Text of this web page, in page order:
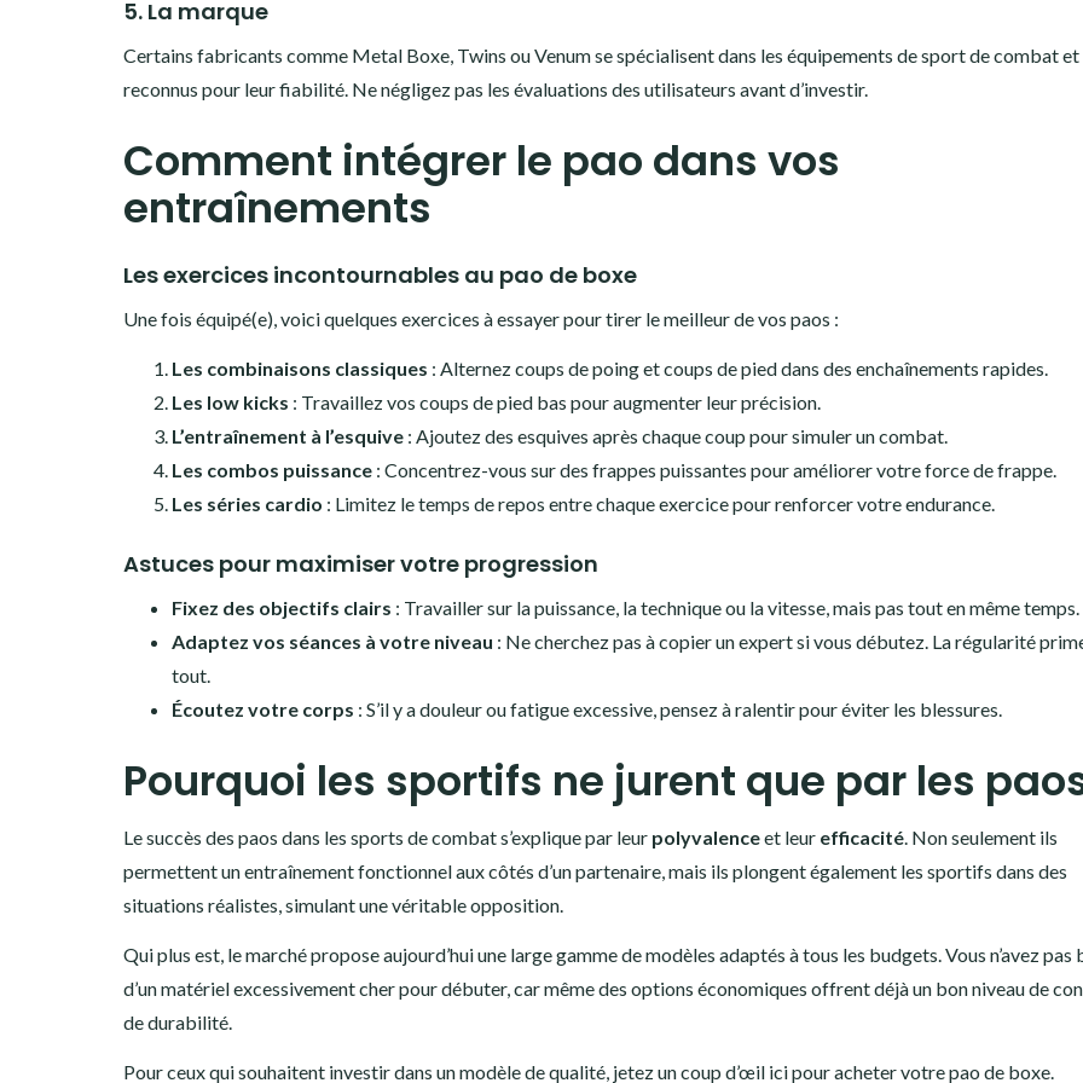
5. La marque
Certains fabricants comme Metal Boxe, Twins ou Venum se spécialisent dans les équipements de sport de combat
reconnus pour leur fiabilité. Ne négligez pas les évaluations des utilisateurs avant d’investir.
Comment intégrer le pao dans vos
entraînements
Les exercices incontournables au pao de boxe
Une fois équipé(e), voici quelques exercices à essayer pour tirer le meilleur de vos paos :
Les combinaisons classiques : Alternez coups de poing et coups de pied dans des enchaînements rapides.
Les low kicks : Travaillez vos coups de pied bas pour augmenter leur précision.
L’entraînement à l’esquive : Ajoutez des esquives après chaque coup pour simuler un combat.
Les combos puissance : Concentrez-vous sur des frappes puissantes pour améliorer votre force de frappe.
Les séries cardio : Limitez le temps de repos entre chaque exercice pour renforcer votre endurance.
Astuces pour maximiser votre progression
Fixez des objectifs clairs : Travailler sur la puissance, la technique ou la vitesse, mais pas tout en même temps.
Adaptez vos séances à votre niveau : Ne cherchez pas à copier un expert si vous débutez. La régularité
tout.
Écoutez votre corps : S’il y a douleur ou fatigue excessive, pensez à ralentir pour éviter les blessures.
Pourquoi les sportifs ne jurent que par les
Le succès des paos dans les sports de combat s’explique par leur polyvalenceet leur efficacité . Non seulement ils
permettent un entraînement fonctionnel aux côtés d’un partenaire, mais ils plongent également les sportifs dans des
situations réalistes, simulant une véritable opposition.
Qui plus est, le marché propose aujourd’hui une large gamme de modèles adaptés à tous les budgets. Vous n’avez pas
d’un matériel excessivement cher pour débuter, car même des options économiques offrent déjà un bon niveau de
de durabilité.
Pour ceux qui souhaitent investir dans un modèle de qualité, jetez un coup d’œil ici pouracheter votre pao de boxe